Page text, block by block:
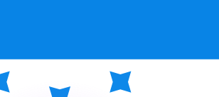
devises. Convertissez des devises,
de taux et transférez de
sans frais cachés. Téléchargez